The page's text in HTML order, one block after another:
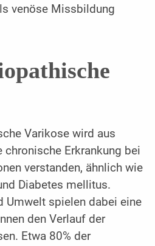
venöse Missbildung
Varikose wird aus
chronische Erkrankung bei
verstanden, ähnlich wie
Diabetes mellitus.
Umwelt spielen dabei eine
den Verlauf der
Etwa 80% der